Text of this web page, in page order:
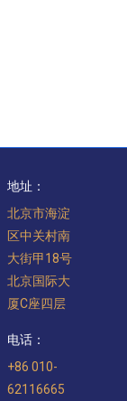
地址：
北京市海淀
区中关村南
大街甲18号
北京国际大
厦C座四层
电话：
+86 010-
62116665